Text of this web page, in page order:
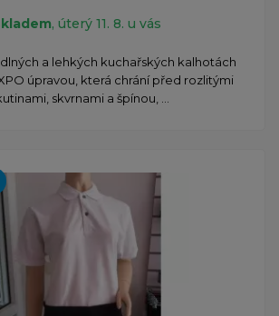
, úterý 11. 8. u vás
a lehkých kuchařských kalhotách
úpravou, která chrání před rozlitými
skvrnami a špínou, ...